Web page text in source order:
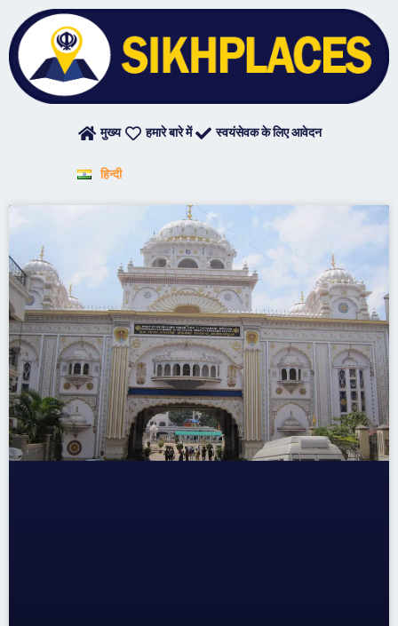
content
मुख्य हमारे बारे में स्वयंसेवक के लिए आवेदन
हिन्दी